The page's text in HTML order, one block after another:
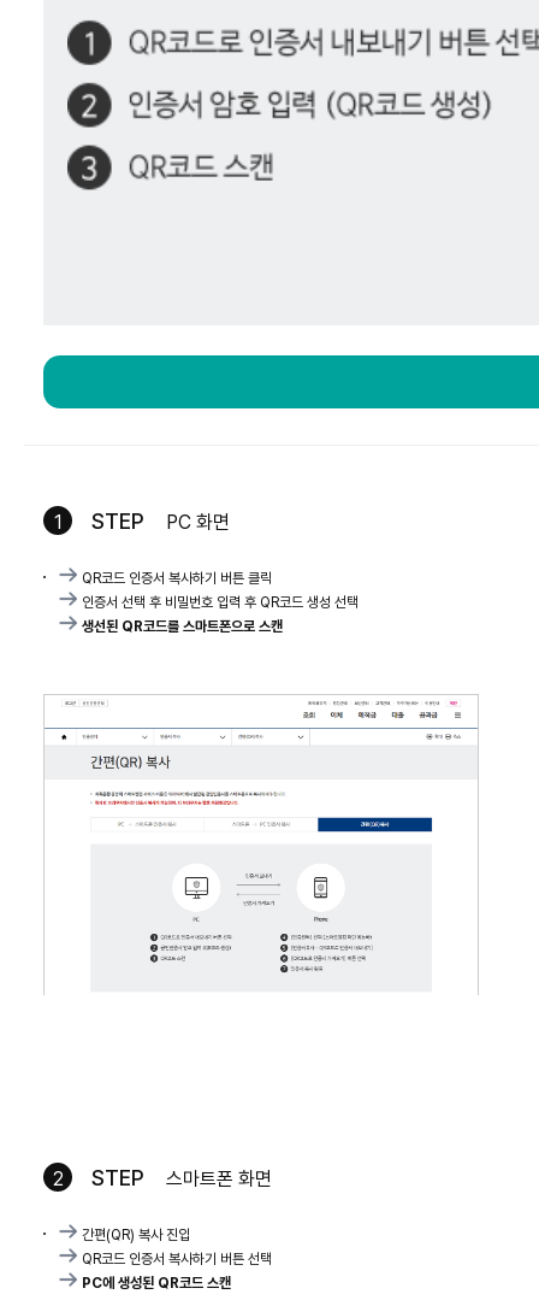
1 STEP PC 화면
QR코드 인증서 복사하기 버튼 클릭
인증서 선택 후 비밀번호 입력 후 QR코드 생성 선택
생선된 QR코드를 스마트폰으로 스캔
2 STEP 스마트폰 화면
간편(QR) 복사 진입
QR코드 인증서 복사하기 버튼 선택
PC에 생성된 QR코드 스캔